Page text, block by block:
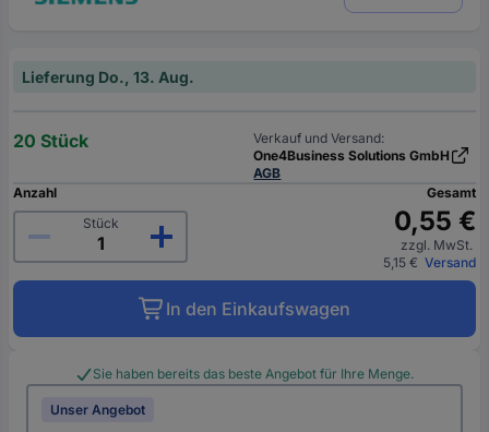
Lieferung Do., 13. Aug.
20 Stück
Verkauf und Versand:
One4Business Solutions GmbH
AGB
Anzahl
Stück
Gesamt
0,55 €
zzgl. MwSt.
5,15 € Versand
In den Einkaufswagen
Sie haben bereits das beste Angebot für Ihre Menge.
Unser Angebot